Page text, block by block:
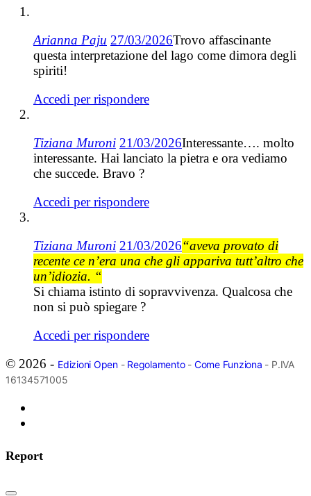
Arianna Paju 27/03/2026Trovo affascinante
questa interpretazione del lago come dimora degli
spiriti!
Accedi per rispondere
Tiziana Muroni 21/03/2026Interessante…. molto
interessante. Hai lanciato la pietra e ora vediamo
che succede. Bravo ?
Accedi per rispondere
Tiziana Muroni 21/03/2026“aveva provato di
recente ce n’era una che gli appariva tutt’altro che
un’idiozia. “
Si chiama istinto di sopravvivenza. Qualcosa che
non si può spiegare ?
Accedi per rispondere
© 2026 - Edizioni Open- Regolamento- Come Funziona - P.IVA
16134571005
Report